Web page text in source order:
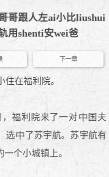
哥跟人左ai小比liushui
用shenti安wei爸
下一章
在福利院。
福利院来了一对
国夫
选
了苏宇航。苏宇航有
个小城镇上。